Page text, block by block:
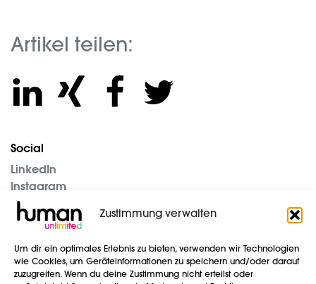
Zustimmung verwalten
Um dir ein optimales Erlebnis zu bieten, verwenden wir Technologien
wie Cookies, um Geräteinformationen zu speichern und/oder darauf
zuzugreifen. Wenn du deine Zustimmung nicht erteilst oder
Artikel teilen:
Social
LinkedIn
Instagram
Unternehmen
Impressum
Datenschutz